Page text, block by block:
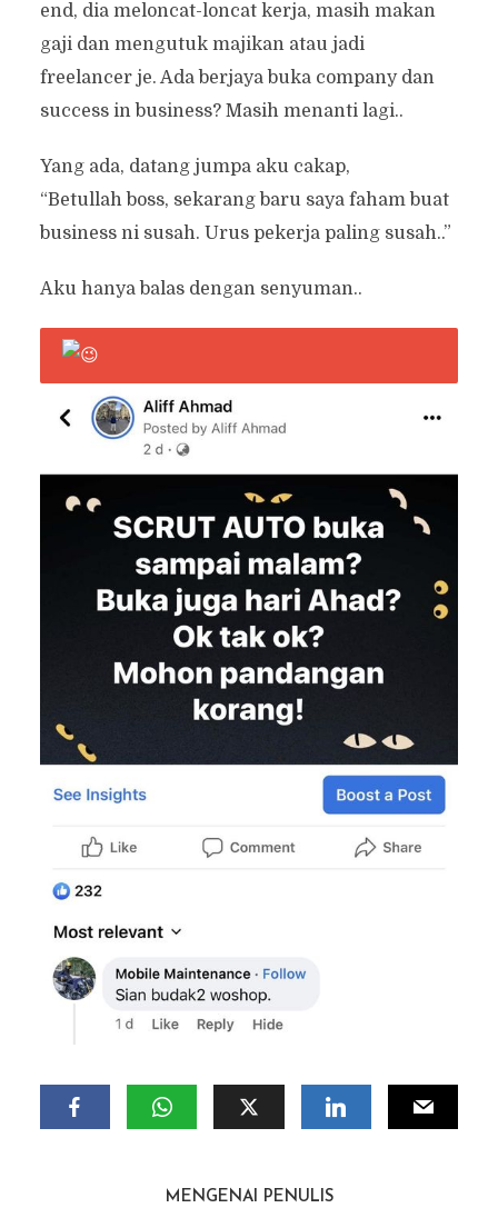
end, dia meloncat-loncat kerja, masih makan
gaji dan mengutuk majikan atau jadi
freelancer je. Ada berjaya buka company dan
success in business? Masih menanti lagi..
Yang ada, datang jumpa aku cakap,
“Betullah boss, sekarang baru saya faham buat
business ni susah. Urus pekerja paling susah..”
Aku hanya balas dengan senyuman..
MENGENAI PENULIS